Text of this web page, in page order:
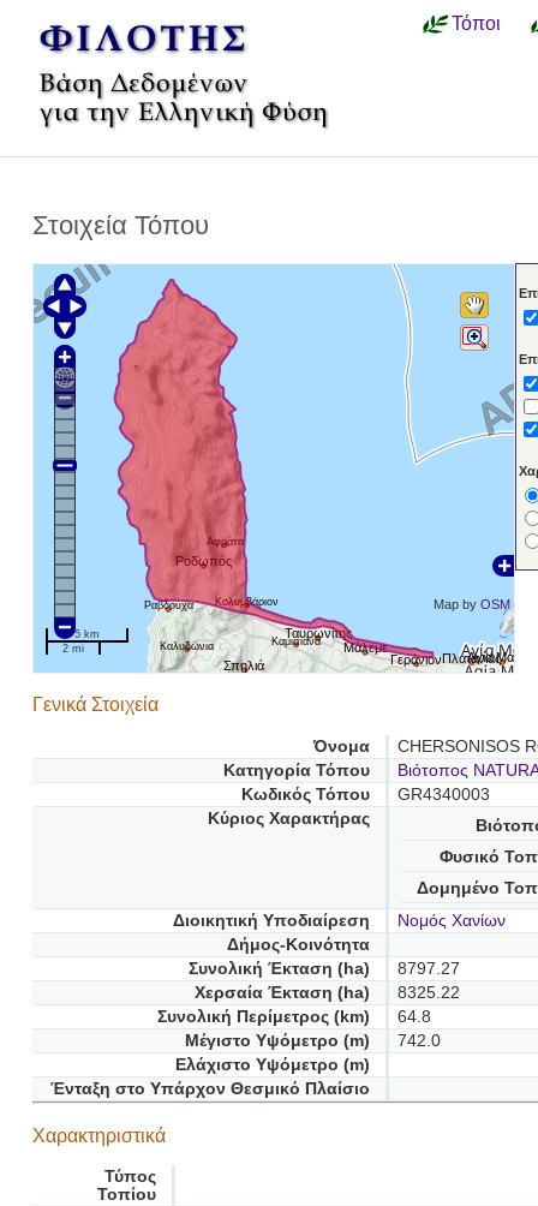
Τόποι
Στοιχεία Τόπου
Αφράτα
Ροδωπός
Κολυμβάριον
Ραβδούχα
Ταυρωνίτης
Καμισιανά
Καλυδώνια Μάλεμε
Αγία
ΓεράνιονΠλατανιάς
Σπηλιά
Map byOSM
5 km
2 mi
Γενικά Στοιχεία
Όνομα
CHERSONISOS
Κατηγορία Τόπου
Βιότοπος
Κωδικός Τόπου
GR4340003
Κύριος Χαρακτήρας
Φυσικό
Δομημένο
Διοικητική Υποδιαίρεση
Νομός Χανίων
Δήμος-Κοινότητα
Συνολική Έκταση (ha)
8797.27
Χερσαία Έκταση (ha)
8325.22
Συνολική Περίμετρος (km)
64.8
Μέγιστο Υψόμετρο (m)
742.0
Ελάχιστο Υψόμετρο (m)
Ένταξη στο Υπάρχον Θεσμικό Πλαίσιο
Χαρακτηριστικά
Τύπος
Τοπίου